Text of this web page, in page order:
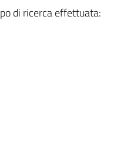
di ricerca effettuata: